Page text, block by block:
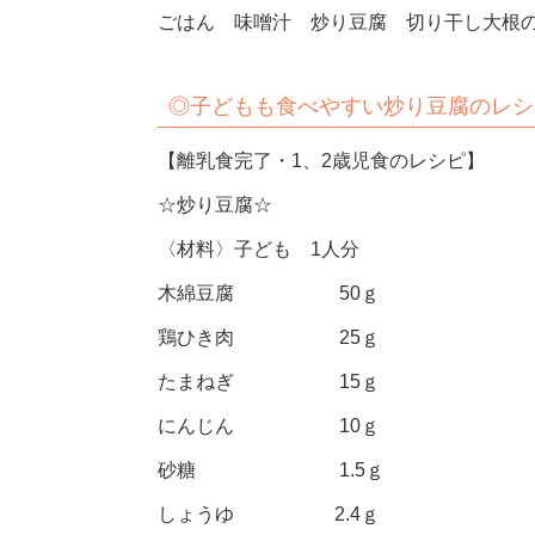
ごはん 味噌汁 炒り豆腐 切り干し大根
◎子どもも食べやすい炒り豆腐のレ
【離乳食完了・1、2歳児食のレシピ】
☆炒り豆腐☆
〈材料〉子ども 1人分
木綿豆腐 50ｇ
鶏ひき肉 25ｇ
たまねぎ 15ｇ
にんじん 10ｇ
砂糖 1.5ｇ
しょうゆ 2.4ｇ